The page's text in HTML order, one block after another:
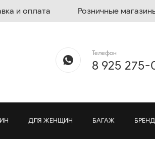
и оплата Розничные
Телефон
8 925 275-
ДЛЯ ЖЕНЩИН БАГАЖ